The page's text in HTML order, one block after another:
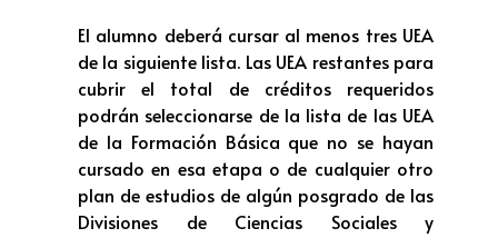
El alumno deberá cursar al menos tres UEA
de la siguiente lista. Las UEA restantes para
cubrir el total de créditos requeridos
podrán seleccionarse de la lista de las UEA
de la Formación Básica que no se hayan
cursado en esa etapa o de cualquier otro
plan de estudios de algún posgrado de las
Divisiones de Ciencias Sociales y